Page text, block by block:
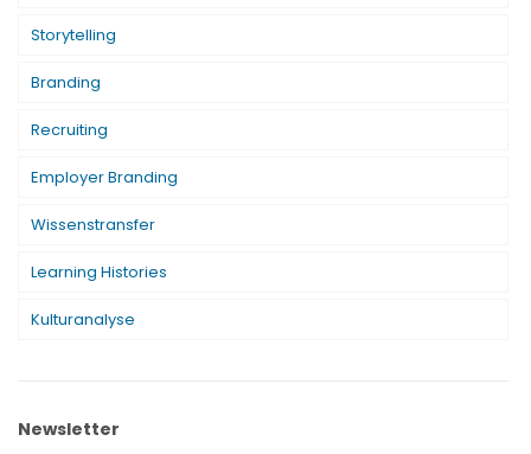
Storytelling
Branding
Recruiting
Employer Branding
Wissenstransfer
Learning Histories
Kulturanalyse
Newsletter